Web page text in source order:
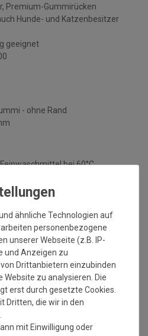
Premium-Gummirücken
Hunde- und Katzenbesitzer
geeignet
- ohne Rand
bei 60°C
Ihre wash+dry Decor auch in eine
die Matte anschließend immer
Reinigung mit dem
möglich. Pflegen Sie so Ihre
und Sie werden überrascht sein,
erhalten bleiben.""
und für alle sauberen,
Böden geeignet. Ihr
da sie im Innen- und
Farbakzente sorgt.
ähnliche Technologien auf
personenbezogene
unserer Webseite (z.B. IP-
und Anzeigen zu
Drittanbietern einzubinden
zu analysieren. Die
erst durch gesetzte Cookies.
Dritten, die wir in den
mit Einwilligung oder